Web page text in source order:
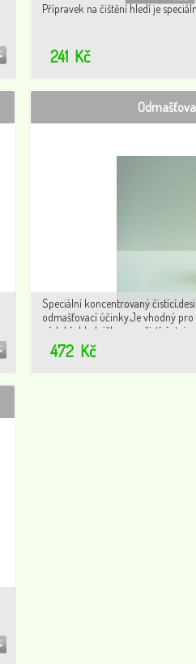
Přípravek na čištění hledí je
241 Kč
Speciální koncentrovaný
odmašťovací účinky.Je vhodný
nádobí,chladničky,vany,čistící
zbytky hmyzu na karosériích autom.
472 Kč